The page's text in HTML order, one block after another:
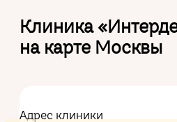
Клиника
на карте Москвы
Адрес клиники